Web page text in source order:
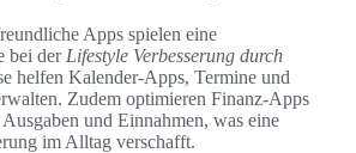
Apps spielen eine
bei der Lifestyle Verbesserung durch
helfen Kalender-Apps, Termine und
Zudem optimieren Finanz-Apps
und Einnahmen, was eine
im Alltag verschafft.